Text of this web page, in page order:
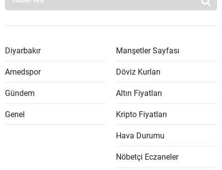
Diyarbakır
Amedspor
Gündem
Genel
Manşetler Sayfası
Döviz Kurları
Altın Fiyatları
Kripto Fiyatları
Hava Durumu
Nöbetçi Eczaneler